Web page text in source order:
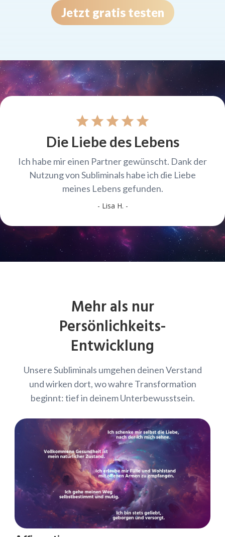
Jetzt gratis testen
star star star star star
Die Liebe des Lebens
Ich habe mir einen Partner gewünscht. Dank der
Nutzung von Subliminals habe ich die Liebe
meines Lebens gefunden.
- Lisa H. -
Mehr als nur
Persönlichkeits-
Entwicklung
Unsere Subliminals umgehen deinen Verstand
und wirken dort, wo wahre Transformation
beginnt: tief in deinem Unterbewusstsein.